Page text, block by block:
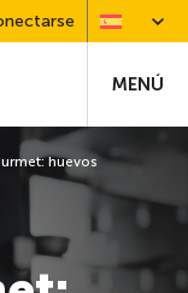
MENÚ
huevos